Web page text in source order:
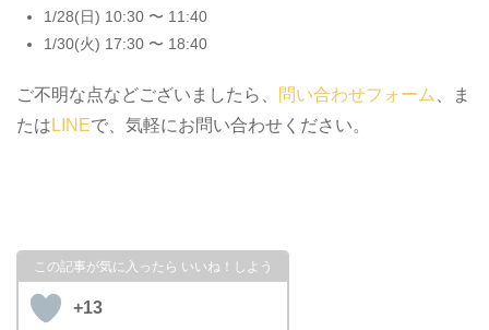
1/28(日) 10:30 〜 11:40
1/30(火) 17:30 〜 18:40
ご不明な点などございましたら、 問い合わせフォーム、ま
たはLINEで、気軽にお問い合わせください。
+13